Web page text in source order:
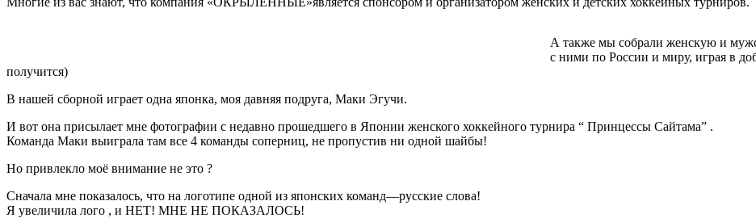
А также мы собрали женскую и
с ними по России и миру, играя в
получится)
В нашей сборной играет одна японка, моя давняя подруга, Маки Эгучи.
И вот она присылает мне фотографии с недавно прошедшего в Японии женского хоккейного турнира “ Принцессы Сайтама” .
Команда Маки выиграла там все 4 команды соперниц, не пропустив ни одной шайбы!
Но привлекло моё внимание не это ?
Сначала мне показалось, что на логотипе одной из японских команд—русские слова!
Я увеличила лого , и НЕТ! МНЕ НЕ ПОКАЗАЛОСЬ!